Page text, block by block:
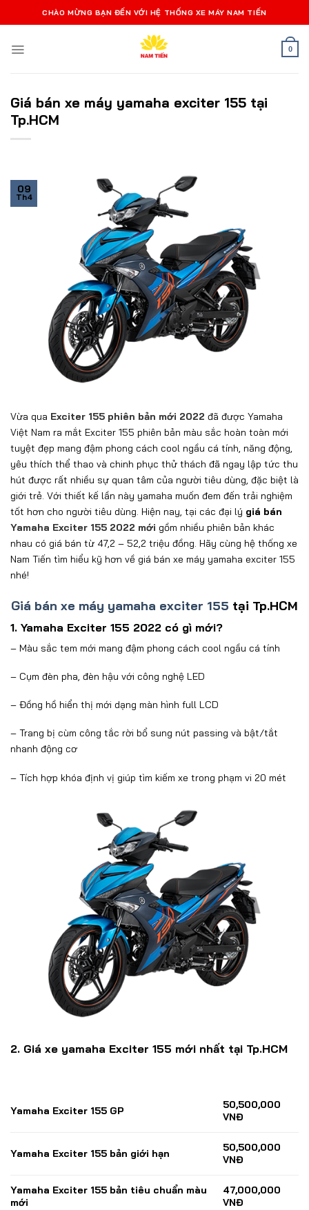
qua
dung
CHÀO MỪNG BẠN ĐẾN VỚI HỆ THỐNG XE MÁY NAM TIẾN
0
Giá bán xe máy yamaha exciter 155 tại
Tp.HCM
09
Th4
Vừa qua Exciter 155 phiên bản mới 2022 đã được Yamaha
Việt Nam ra mắt Exciter 155 phiên bản màu sắc hoàn toàn mới
tuyệt đẹp mang đậm phong cách cool ngầu cá tính, năng động,
yêu thích thể thao và chinh phục thử thách đã ngay lập tức thu
hút được rất nhiều sự quan tâm của người tiêu dùng, đặc biệt là
giới trẻ. Với thiết kế lần này yamaha muốn đem đến trải nghiệm
tốt hơn cho người tiêu dùng. Hiện nay, tại các đại lý giá bán
Yamaha Exciter 155 2022 mới gồm nhiều phiên bản khác
nhau có giá bán từ 47,2 – 52,2 triệu đồng. Hãy cùng hệ thống xe
Nam Tiến tìm hiểu kỹ hơn về giá bán xe máy yamaha exciter 155
nhé!
Giá bán xe máy yamaha exciter 155 tại Tp.HCM
1. Yamaha Exciter 155 2022 có gì mới?
– Màu sắc tem mới mang đậm phong cách cool ngầu cá tính
– Cụm đèn pha, đèn hậu với công nghệ LED
– Đồng hồ hiển thị mới dạng màn hình full LCD
– Trang bị cùm công tắc rời bổ sung nút passing và bật/tắt
nhanh động cơ
– Tích hợp khóa định vị giúp tìm kiếm xe trong phạm vi 20 mét
2. Giá xe yamaha Exciter 155 mới nhất tại Tp.HCM
Yamaha Exciter 155 GP
50,500,000
VNĐ
Yamaha Exciter 155 bản giới hạn
50,500,000
VNĐ
Yamaha Exciter 155 bản tiêu chuẩn màu
mới
47,000,000
VNĐ